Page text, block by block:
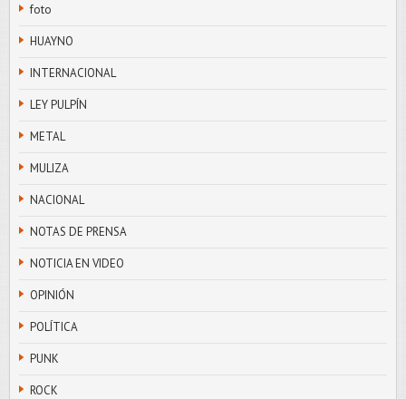
foto
HUAYNO
INTERNACIONAL
LEY PULPÍN
METAL
MULIZA
NACIONAL
NOTAS DE PRENSA
NOTICIA EN VIDEO
OPINIÓN
POLÍTICA
PUNK
ROCK